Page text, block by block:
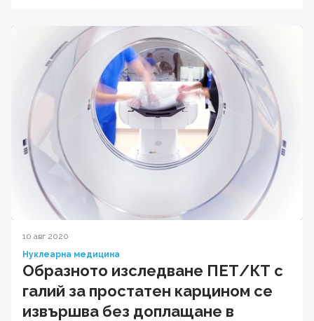
10 авг 2020
Нуклеарна медицина
Образното изследване ПЕТ/КТ с
галий за простатен карцином се
извършва без доплащане в